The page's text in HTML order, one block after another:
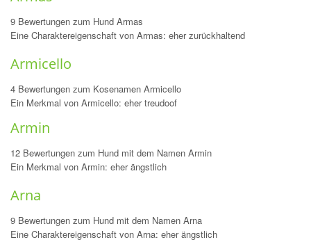
9 Bewertungen zum Hund Armas
Eine Charaktereigenschaft von Armas: eher zurückhaltend
Armicello
4 Bewertungen zum Kosenamen Armicello
Ein Merkmal von Armicello: eher treudoof
Armin
12 Bewertungen zum Hund mit dem Namen Armin
Ein Merkmal von Armin: eher ängstlich
Arna
9 Bewertungen zum Hund mit dem Namen Arna
Eine Charaktereigenschaft von Arna: eher ängstlich